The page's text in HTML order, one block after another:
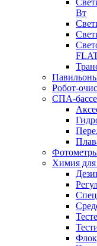
Вт
Робот-
СПА-
Химия для